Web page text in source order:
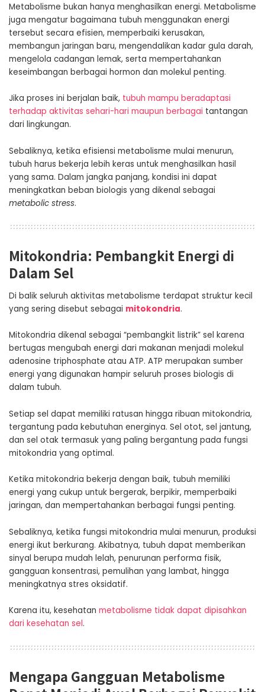
Metabolisme bukan hanya menghasilkan energi. Metabolisme
juga mengatur bagaimana tubuh menggunakan energi
tersebut secara efisien, memperbaiki kerusakan,
membangun jaringan baru, mengendalikan kadar gula darah,
mengelola cadangan lemak, serta mempertahankan
keseimbangan berbagai hormon dan molekul penting.
Jika proses ini berjalan baik, tubuh mampu beradaptasi
terhadap aktivitas sehari-hari maupun berbagai tantangan
dari lingkungan.
Sebaliknya, ketika efisiensi metabolisme mulai menurun,
tubuh harus bekerja lebih keras untuk menghasilkan hasil
yang sama. Dalam jangka panjang, kondisi ini dapat
meningkatkan beban biologis yang dikenal sebagai
metabolic stress.
Mitokondria: Pembangkit Energi di
Dalam Sel
Di balik seluruh aktivitas metabolisme terdapat struktur kecil
yang sering disebut sebagai mitokondria.
Mitokondria dikenal sebagai “pembangkit listrik” sel karena
bertugas mengubah energi dari makanan menjadi molekul
adenosine triphosphate atau ATP. ATP merupakan sumber
energi yang digunakan hampir seluruh proses biologis di
dalam tubuh.
Setiap sel dapat memiliki ratusan hingga ribuan mitokondria,
tergantung pada kebutuhan energinya. Sel otot, sel jantung,
dan sel otak termasuk yang paling bergantung pada fungsi
mitokondria yang optimal.
Ketika mitokondria bekerja dengan baik, tubuh memiliki
energi yang cukup untuk bergerak, berpikir, memperbaiki
jaringan, dan mempertahankan berbagai fungsi penting.
Sebaliknya, ketika fungsi mitokondria mulai menurun, produksi
energi ikut berkurang. Akibatnya, tubuh dapat memberikan
sinyal berupa mudah lelah, penurunan performa fisik,
gangguan konsentrasi, pemulihan yang lambat, hingga
meningkatnya stres oksidatif.
Karena itu, kesehatan metabolisme tidak dapat dipisahkan
dari kesehatan sel.
Mengapa Gangguan Metabolisme